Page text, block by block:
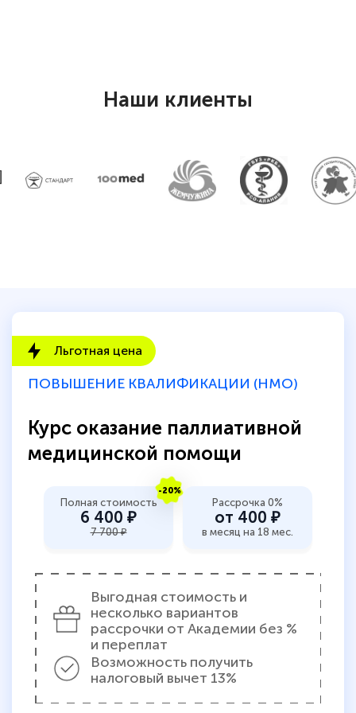
Знаток города 7 уровня
быстро ответили, разъяснили все детали.
Обучение понравилось: огромное
Наши клиенты
Льготная цена
ПОВЫШЕНИЕ КВАЛИФИКАЦИИ (НМО)
Курс оказание паллиативной
медицинской помощи
-20%
Полная стоимость
6 400 ₽
7 700 ₽
Рассрочка 0%
от 400 ₽
в месяц на 18 мес.
Выгодная стоимость и
несколько вариантов
рассрочки от Академии без %
и переплат
Возможность получить
налоговый вычет 13%